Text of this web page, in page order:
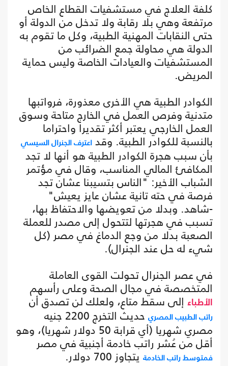
كلفة العلاج في مستشفيات القطاع الخاص
مرتفعة وهي بلا رقابة ولا تدخل من الدولة أو
حتى النقابات المهنية الطبية، وكل ما تقوم به
الدولة هي محاولة جمع الضرائب من
المستشفيات والعيادات الخاصة وليس حماية
المريض.
الكوادر الطبية هي الأخرى معذورة، فرواتبها
متدنية وفرص العمل في الخارج متاحة وسوق
العمل الخارجي يعتبر أكثر تقديرا واحتراما
بالنسبة للكوادر الطبية. وقد اعترف الجنرال السيسي
بأن سبب هجرة الكوادر الطبية هو أنها لا تجد
المكافئ المالي المناسب، وقال في مؤتمر
الشباب الأخير: "الناس بتسيبنا عشان تجد
فرصة في حته تانية عشان عايز يعيش"
-شاهد. وبدلا من تعويضها والاحتفاظ بها،
تسبب في هجرتها لتتحول إلى مصدر للعملة
الصعبة بدلا من وجع الدماغ في مصر (كل
شيء له حل عند الجنرال).
في عصر الجنرال تحولت القوى العاملة
المتخصصة في مجال الصحة وعلى رأسهم
الأطباء إلى سقط متاع، ولعلك لن تصدق أن
راتب الطبيب المصري
حديث التخرج 2200 جنيه
مصري شهريا (أي قرابة 50 دولار شهريا)، وهو
أقل من عُشر راتب خادمة أجنبية في مصر
فمتوسط راتب الخادمة يتجاوز 700 دولار.